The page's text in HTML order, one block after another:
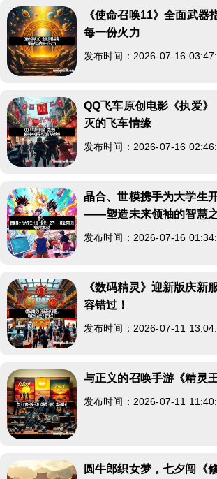
《使命召唤11》全面武器
每一份火力
发布时间：2026-07-16
QQ飞车原创电影《执爱
灭的飞车情缘
发布时间：2026-07-16
晶合、世模携手为大学生
——塑造未来领袖的智慧
发布时间：2026-07-16
《数码精灵》迎新版庆新
容错过！
发布时间：2026-07-11
与正义的召唤手游《精灵
发布时间：2026-07-11
圆牛郎织女梦，七夕闯《